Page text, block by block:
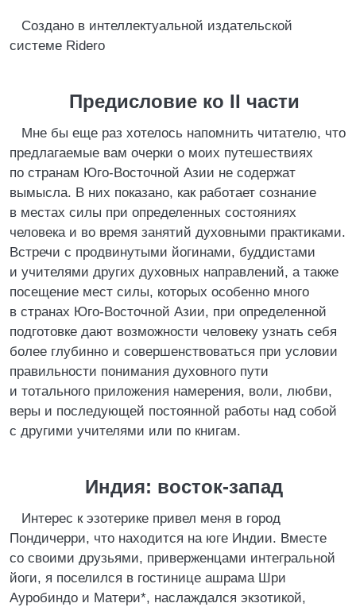
Создано в интеллектуальной издательской
системе Ridero
Предисловие ко II части
Мне бы еще раз хотелось напомнить читателю, что
предлагаемые вам очерки о моих путешествиях
по странам Юго-Восточной Азии не содержат
вымысла. В них показано, как работает сознание
в местах силы при определенных состояниях
человека и во время занятий духовными практиками.
Встречи с продвинутыми йогинами, буддистами
и учителями других духовных направлений, а также
посещение мест силы, которых особенно много
в странах Юго-Восточной Азии, при определенной
подготовке дают возможности человеку узнать себя
более глубинно и совершенствоваться при условии
правильности понимания духовного пути
и тотального приложения намерения, воли, любви,
веры и последующей постоянной работы над собой
с другими учителями или по книгам.
Индия: восток-запад
Интерес к эзотерике привел меня в город
Пондичерри, что находится на юге Индии. Вместе
со своими друзьями, приверженцами интегральной
йоги, я поселился в гостинице ашрама Шри
Ауробиндо и Матери*, наслаждался экзотикой,